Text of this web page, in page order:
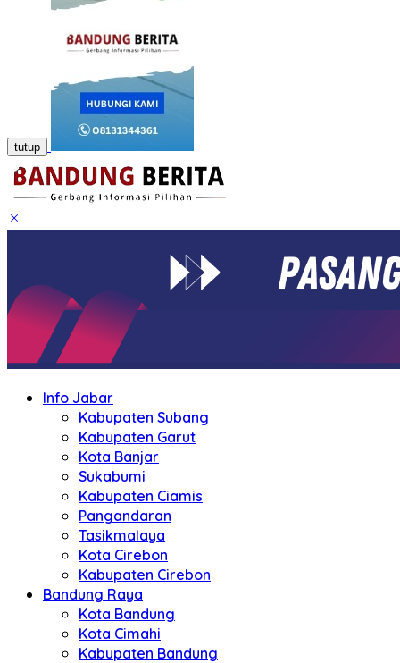
tutup
Info Jabar
Kabupaten Subang
Kabupaten Garut
Kota Banjar
Sukabumi
Kabupaten Ciamis
Pangandaran
Tasikmalaya
Kota Cirebon
Kabupaten Cirebon
Bandung Raya
Kota Bandung
Kota Cimahi
Kabupaten Bandung